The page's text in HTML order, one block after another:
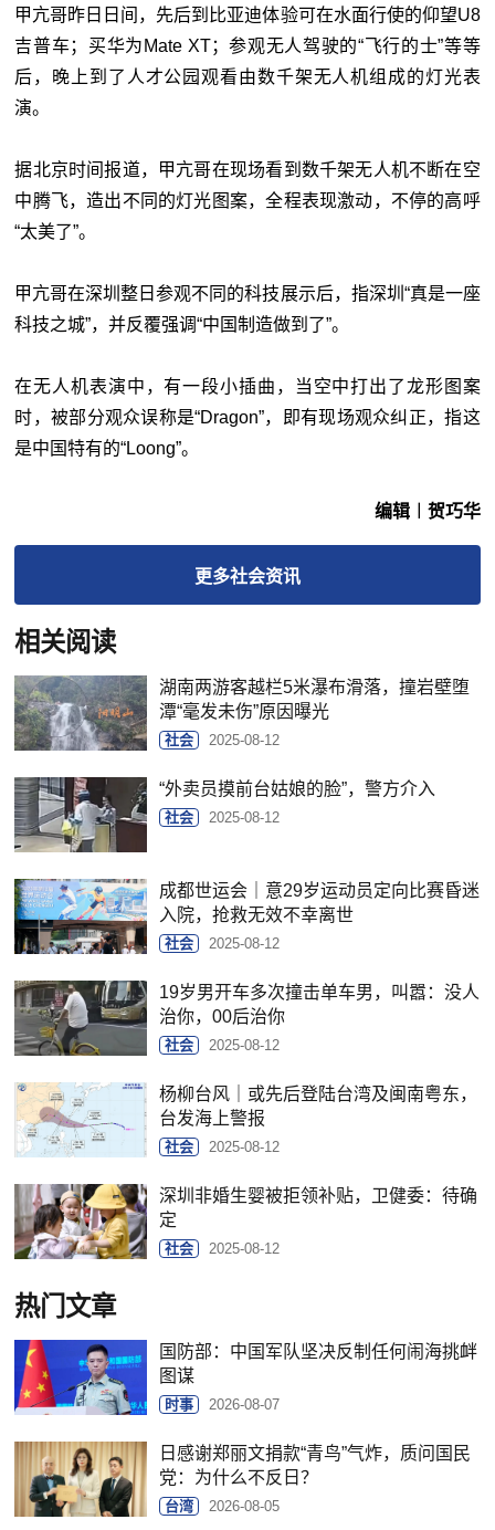
甲亢哥昨日日间，先后到比亚迪体验可在水面行使的仰望U8
吉普车；买华为Mate XT；参观无人驾驶的“飞行的士”等等
后，晚上到了人才公园观看由数千架无人机组成的灯光表
演。
据北京时间报道，甲亢哥在现场看到数千架无人机不断在空
中腾飞，造出不同的灯光图案，全程表现激动，不停的高呼
“太美了”。
甲亢哥在深圳整日参观不同的科技展示后，指深圳“真是一座
科技之城”，并反覆强调“中国制造做到了”。
在无人机表演中，有一段小插曲，当空中打出了龙形图案
时，被部分观众误称是“Dragon”，即有现场观众纠正，指这
是中国特有的“Loong”。
编辑︱贺巧华
更多社会资讯
相关阅读
湖南两游客越栏5米瀑布滑落，撞岩壁堕
潭“毫发未伤”原因曝光
社会 2025-08-12
“外卖员摸前台姑娘的脸”，警方介入
社会 2025-08-12
成都世运会｜意29岁运动员定向比赛昏迷
入院，抢救无效不幸离世
社会 2025-08-12
19岁男开车多次撞击单车男，叫嚣：没人
治你，00后治你
社会 2025-08-12
杨柳台风｜或先后登陆台湾及闽南粤东，
台发海上警报
社会 2025-08-12
深圳非婚生婴被拒领补贴，卫健委：待确
定
社会 2025-08-12
热门文章
国防部：中国军队坚决反制任何闹海挑衅
图谋
时事 2026-08-07
日感谢郑丽文捐款“青鸟”气炸，质问国民
党：为什么不反日？
台湾 2026-08-05